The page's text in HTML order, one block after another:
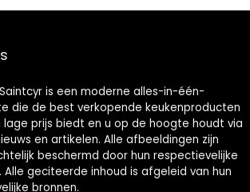
is een moderne alles-in-één-
die de best verkopende keukenproducten
lage prijs biedt en u op de hoogte houdt via
en artikelen. Alle afbeeldingen zijn
beschermd door hun respectievelijke
Alle geciteerde inhoud is afgeleid van hun
bronnen.